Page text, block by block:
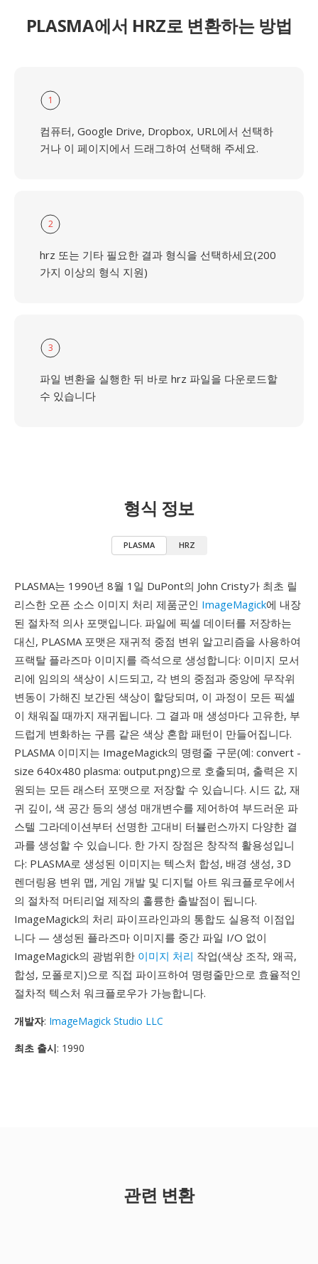
PLASMA에서 HRZ로 변환하는 방법
1
컴퓨터, Google Drive, Dropbox, URL에서 선택하
거나 이 페이지에서 드래그하여 선택해 주세요.
2
hrz 또는 기타 필요한 결과 형식을 선택하세요(200
가지 이상의 형식 지원)
3
파일 변환을 실행한 뒤 바로 hrz 파일을 다운로드할
수 있습니다
형식 정보
PLASMA HRZ
PLASMA는 1990년 8월 1일 DuPont의 John Cristy가 최초 릴
리스한 오픈 소스 이미지 처리 제품군인 ImageMagick에 내장
된 절차적 의사 포맷입니다. 파일에 픽셀 데이터를 저장하는
대신, PLASMA 포맷은 재귀적 중점 변위 알고리즘을 사용하여
프랙탈 플라즈마 이미지를 즉석으로 생성합니다: 이미지 모서
리에 임의의 색상이 시드되고, 각 변의 중점과 중앙에 무작위
변동이 가해진 보간된 색상이 할당되며, 이 과정이 모든 픽셀
이 채워질 때까지 재귀됩니다. 그 결과 매 생성마다 고유한, 부
드럽게 변화하는 구름 같은 색상 혼합 패턴이 만들어집니다.
PLASMA 이미지는 ImageMagick의 명령줄 구문(예: convert -
size 640x480 plasma: output.png)으로 호출되며, 출력은 지
원되는 모든 래스터 포맷으로 저장할 수 있습니다. 시드 값, 재
귀 깊이, 색 공간 등의 생성 매개변수를 제어하여 부드러운 파
스텔 그라데이션부터 선명한 고대비 터뷸런스까지 다양한 결
과를 생성할 수 있습니다. 한 가지 장점은 창작적 활용성입니
다: PLASMA로 생성된 이미지는 텍스처 합성, 배경 생성, 3D
렌더링용 변위 맵, 게임 개발 및 디지털 아트 워크플로우에서
의 절차적 머티리얼 제작의 훌륭한 출발점이 됩니다.
ImageMagick의 처리 파이프라인과의 통합도 실용적 이점입
니다 — 생성된 플라즈마 이미지를 중간 파일 I/O 없이
ImageMagick의 광범위한 이미지 처리 작업(색상 조작, 왜곡,
합성, 모폴로지)으로 직접 파이프하여 명령줄만으로 효율적인
절차적 텍스처 워크플로우가 가능합니다.
개발자: ImageMagick Studio LLC
최초 출시: 1990
관련 변환